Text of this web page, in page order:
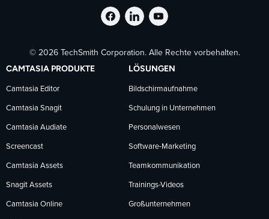
TechSmith
auf
Facebook
folgen
TechSmith
auf
LinkedIn
folgen
TechSmith
auf
YouTube
folgen
© 2026 TechSmith Corporation. Alle Rechte vorbehalten.
CAMTASIA PRODUKTE
Camtasia Editor
Camtasia Snagit
Camtasia Audiate
Screencast
Camtasia Assets
Snagit Assets
Camtasia Online
LÖSUNGEN
Bildschirmaufnahme
Schulung in Unternehmen
Personalwesen
Software-Marketing
Teamkommunikation
Trainings-Videos
Großunternehmen